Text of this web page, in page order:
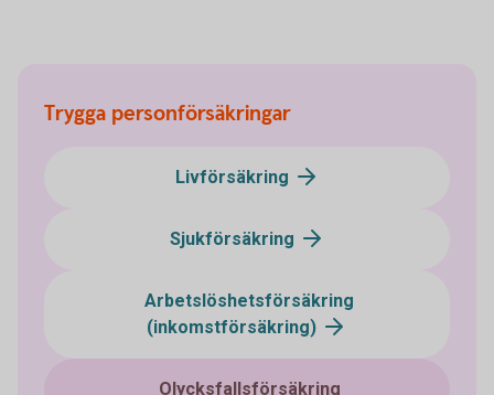
Trygga personförsäkringar
Livförsäkring
Sjukförsäkring
Arbetslöshetsförsäkring
(inkomstförsäkring)
Olycksfallsförsäkring